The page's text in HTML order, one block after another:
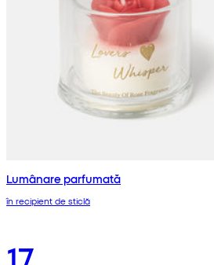
Lumânare parfumată
în recipient de sticlă